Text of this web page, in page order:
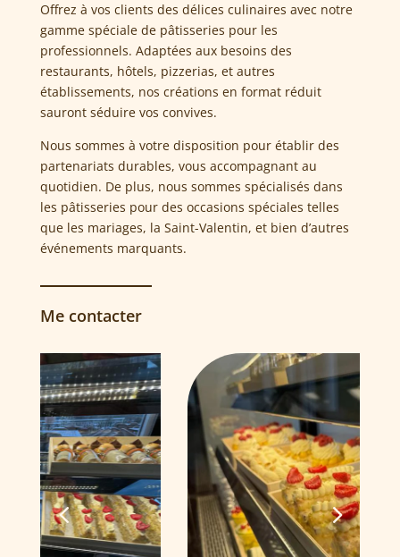
Offrez à vos clients des délices culinaires avec notre
gamme spéciale de pâtisseries pour les
professionnels. Adaptées aux besoins des
restaurants, hôtels, pizzerias, et autres
établissements, nos créations en format réduit
sauront séduire vos convives.
Nous sommes à votre disposition pour établir des
partenariats durables, vous accompagnant au
quotidien. De plus, nous sommes spécialisés dans
les pâtisseries pour des occasions spéciales telles
que les mariages, la Saint-Valentin, et bien d’autres
événements marquants.
Me contacter